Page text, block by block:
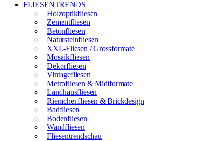
FLIESENTRENDS
Holzoptikfliesen
Zementfliesen
Betonfliesen
Natursteinfliesen
XXL-Fliesen / Grossformate
Mosaikfliesen
Dekorfliesen
Vintagefliesen
Metrofliesen & Midiformate
Landhausfliesen
Riemchenfliesen & Brickdesign
Badfliesen
Bodenfliesen
Wandfliesen
Fliesentrendschau